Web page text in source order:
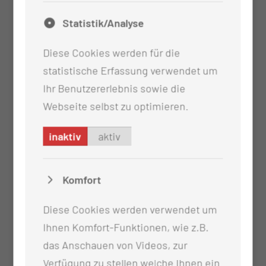
Statistik/Analyse
Diese Cookies werden für die
statistische Erfassung verwendet um
Ihr Benutzererlebnis sowie die
Webseite selbst zu optimieren.
inaktiv aktiv
Komfort
Diese Cookies werden verwendet um
Ihnen Komfort-Funktionen, wie z.B.
das Anschauen von Videos, zur
Verfügung zu stellen welche Ihnen ein